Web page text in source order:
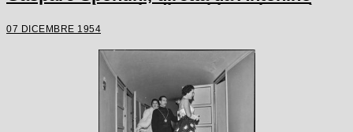
Votto, con la regia di Luchino Visconti
07 DICEMBRE 1954